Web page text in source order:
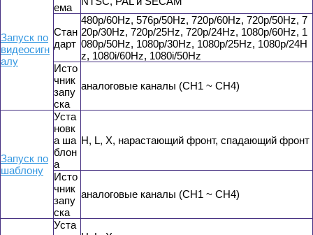
Запуск по
видеосигн
алу
ема
Стан
дарт
480p/60Hz, 576p/50Hz, 720p/60Hz, 720p/50Hz, 7
20p/30Hz, 720p/25Hz, 720p/24Hz, 1080p/60Hz, 1
080p/50Hz, 1080p/30Hz, 1080p/25Hz, 1080p/24H
z, 1080i/60Hz, 1080i/50Hz
Исто
чник
запу
ска
аналоговые каналы (CH1 ~ CH4)
Запуск по
шаблону
Уста
новк
а ша
блон
а
H, L, X, нарастающий фронт, спадающий фронт
Исто
чник
запу
ска
аналоговые каналы (CH1 ~ CH4)
Уста